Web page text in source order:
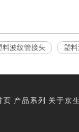
料波纹管接头 塑
页 产品系列 关于京生